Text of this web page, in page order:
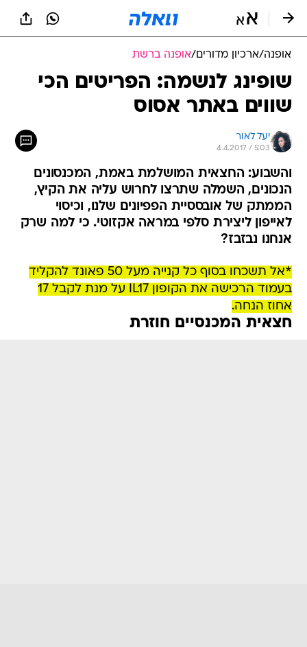
אופנה/ארכיון מדורים/אופנה ברשת
שופינג לנשמה: הפריטים הכי
שווים באתר אסוס
יעל לאור
4.4.2017 / 5:03
והשבוע: החצאית המושלמת באמת, המכנסונים
הנכונים, השמלה שתרצו לחרוש עליה את הקיץ,
הממתק של אובססיית הפפיונים שלנו, וכיסוי
לאייפון ליצירת סלפי במראה אקזוטי. כי למה שרק
אנחנו נבזבז?
*אל תשכחו בסוף כל קנייה מעל 50 פאונד להקליד
בעמוד הרכישה את הקופון IL17 על מנת לקבל 17
אחוז הנחה.
חצאית המכנסיים חוזרת